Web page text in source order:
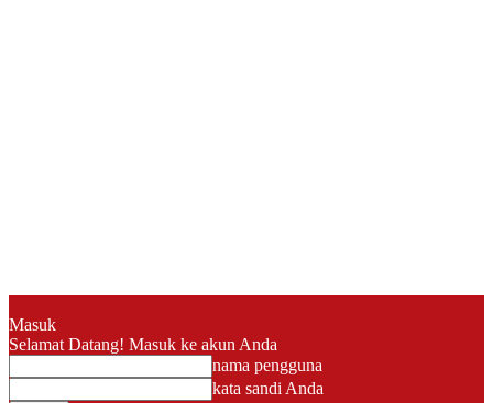
Masuk
Selamat Datang! Masuk ke akun Anda
nama pengguna
kata sandi Anda